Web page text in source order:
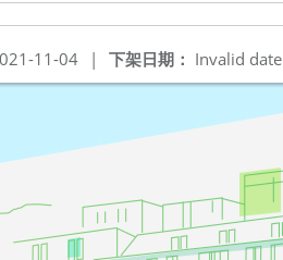
下架日期： Invalid date
11-04 |